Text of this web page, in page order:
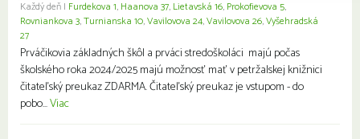
Každý deň | Furdekova 1, Haanova 37, Lietavská 16, Prokofievova 5,
Rovniankova 3,Turnianska 10,Vavilovova 24,Vavilovova 26,Vyšehradská
27
Prváčikovia základných škôl a prváci stredoškoláci majú počas
školského roka 2024/2025 majú možnosť mať v petržalskej knižnici
čitateľský preukaz ZDARMA. Čitateľský preukaz je vstupom - do
pobo...Viac